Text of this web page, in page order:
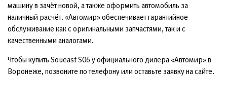
машину в зачёт новой, а также оформить автомобиль за
наличный расчёт. «Автомир» обеспечивает гарантийное
обслуживание как с оригинальными запчастями, так и с
качественными аналогами.
Чтобы купить Soueast S06 у официального дилера «Автомир» в
Воронеже, позвоните по телефону или оставьте заявку на сайте.